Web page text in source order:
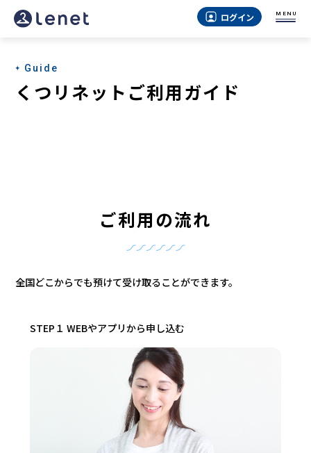
ログイン MENU
Guide
くつリネットご利用ガイド
ご利用の流れ
全国どこからでも預けて受け取ることができます。
STEP１ WEBやアプリから申し込む